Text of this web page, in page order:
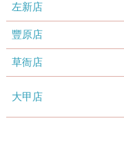
左新店
豐原店
草衙店
大甲店